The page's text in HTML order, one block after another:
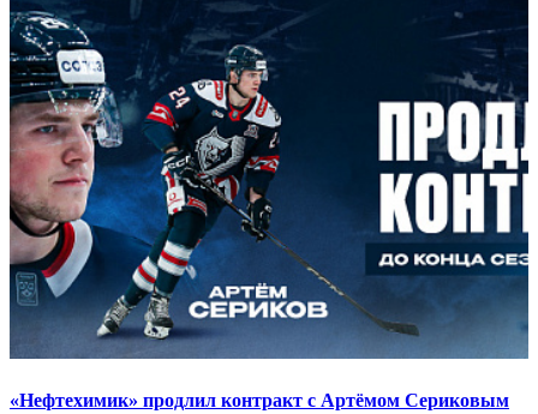
«Нефтехимик» продлил контракт с Артёмом Сериковым